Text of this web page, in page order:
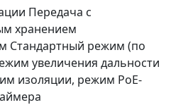
Передача с
хранением
Стандартный режим (по
увеличения дальности
изоляции, режим PoE-